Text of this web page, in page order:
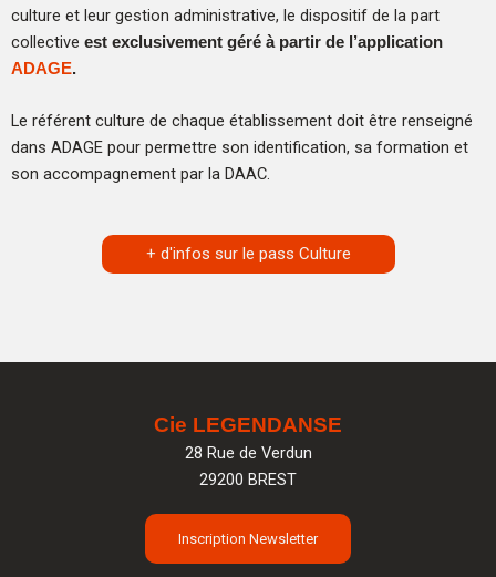
culture et leur gestion administrative, le dispositif de la part
collective est exclusivement géré à partir de l’application
ADAGE.
Le référent culture de chaque établissement doit être renseigné
dans ADAGE pour permettre son identification, sa formation et
son accompagnement par la DAAC.
+ d'infos sur le pass Culture
Cie LEGENDANSE
28 Rue de Verdun
29200 BREST
Inscription Newsletter